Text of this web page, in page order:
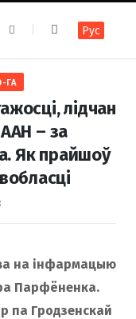
t
a
g
r
a
m
Рус
ГА
лідчан
– за
Як прайшоў
на інфармацыю
Парфёненка.
па Гродзенскай